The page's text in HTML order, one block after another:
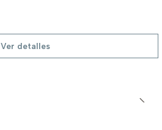
Ver detalles